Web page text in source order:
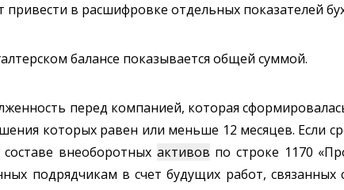
в расшифровке отдельных показателей
балансе показывается общей суммой.
перед компанией, которая
которых равен или меньше 12 месяцев. Если
внеоборотных активов по строке 1170
подрядчикам в счет будущих работ, связанных